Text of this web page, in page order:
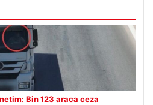
Bin 123 araca ceza